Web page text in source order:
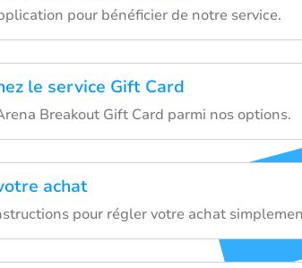
pour bénéficier de notre service.
le service Gift Card
Breakout Gift Card parmi nos options.
achat
pour régler votre achat